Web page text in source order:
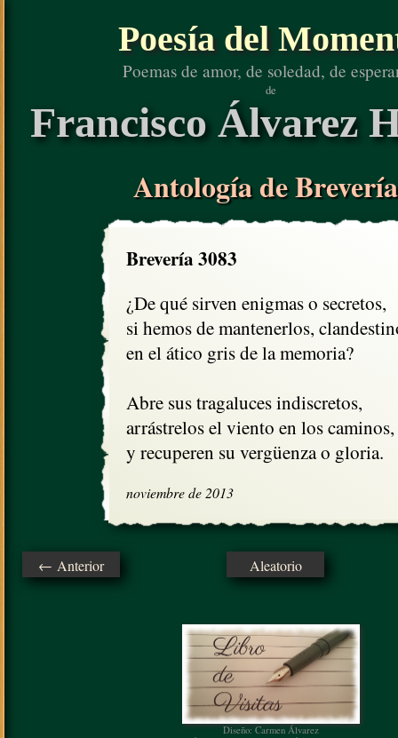
Poesía del
Poemas de amor, de soledad, de
de
Francisco Álvarez
Antología de
Brevería 3083
¿De qué sirven enigmas o secretos,
si hemos de mantenerlos,
en el ático gris de la memoria?
Abre sus tragaluces indiscretos,
arrástrelos el viento en los caminos,
y recuperen su vergüenza o gloria.
noviembre de 2013
← Anterior Aleatorio
Diseño: Carmen Álvarez